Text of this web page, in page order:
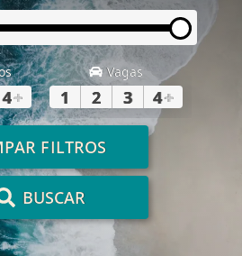
4+
Vagas
1 2 3 4+
FILTROS
BUSCAR